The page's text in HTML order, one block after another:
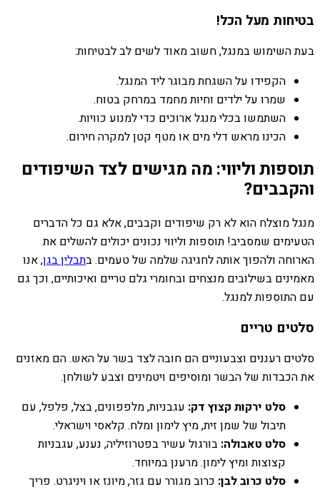
בטיחות מעל הכל!
בעת השימוש במנגל, חשוב מאוד לשים לב לבטיחות:
הקפידו על השגחת מבוגר ליד המנגל.
שמרו על ילדים וחיות מחמד במרחק בטוח.
השתמשו בכלי מנגל ארוכים כדי למנוע כוויות.
הכינו מראש דלי מים או מטף קטן למקרה חירום.
תוספות וליווי: מה מגישים לצד השיפודים
והקבבים?
מנגל מוצלח הוא לא רק שיפודים וקבבים, אלא גם כל הדברים
הטעימים שמסביב! תוספות וליווי נכונים יכולים להשלים את
הארוחה ולהפוך אותה לחגיגה שלמה של טעמים. בתבלין בגן, אנו
מאמינים בשילובים מנצחים ובחומרי גלם טריים ואיכותיים, וכך גם
עם התוספות למנגל.
סלטים טריים
סלטים רעננים וצבעוניים הם חובה לצד בשר על האש. הם מאזנים
את הכבדות של הבשר ומוסיפים ויטמינים וצבע לשולחן.
סלט ירקות קצוץ דק: עגבניות, מלפפונים, בצל, פלפל, עם
תיבול של שמן זית, מיץ לימון ומלח. קלאסי וישראלי.
סלט טאבולה: בורגול עשיר בפטרוזיליה, נענע, עגבניות
קצוצות ומיץ לימון. מרענן במיוחד.
סלט כרוב לבן: כרוב מגורר עם גזר, מיונז או ויניגרט. פריך